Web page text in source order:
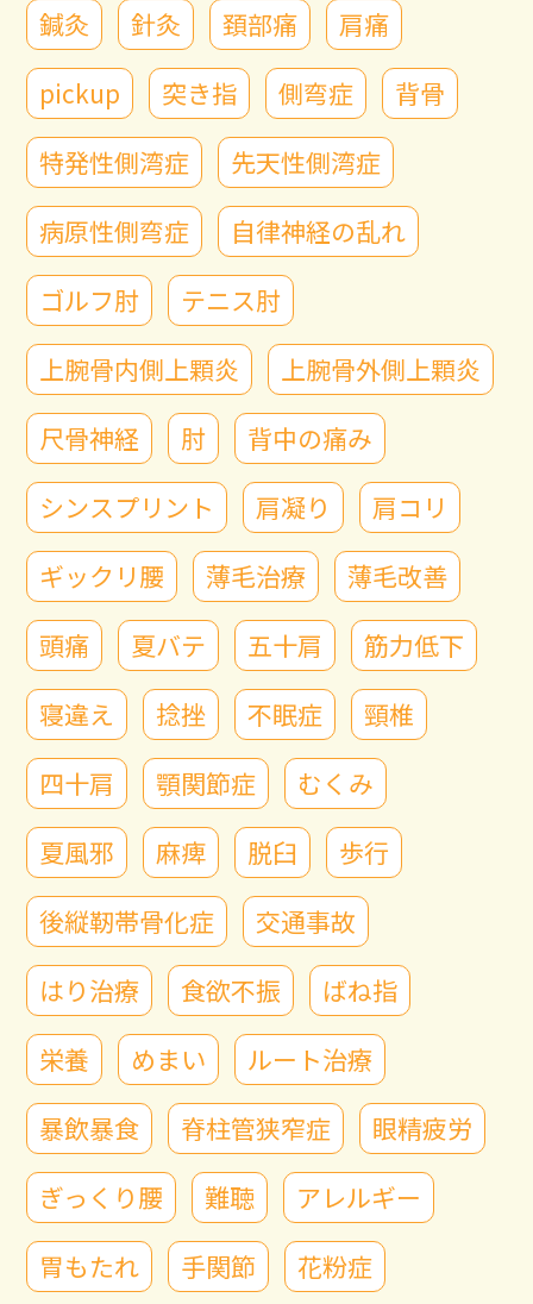
鍼灸
針灸 頚部痛
肩痛
pickup
突き指 側弯症
背骨
特発性側湾症
先天性側湾症
病原性側弯症
自律神経の乱れ
ゴルフ肘
テニス肘
上腕骨内側上顆炎
上腕骨外側上顆炎
尺骨神経
肘
背中の痛み
シンスプリント
肩凝り
肩コリ
ギックリ腰
薄毛治療
薄毛改善
頭痛
夏バテ 五十肩
筋力低下
寝違え
捻挫 不眠症
頸椎
四十肩
顎関節症
むくみ
夏風邪
麻痺 脱臼
歩行
後縦靭帯骨化症
交通事故
はり治療
食欲不振
ばね指
栄養
めまい
ルート治療
暴飲暴食
脊柱管狭窄症
眼精疲労
ぎっくり腰
難聴
アレルギー
胃もたれ
手関節
花粉症